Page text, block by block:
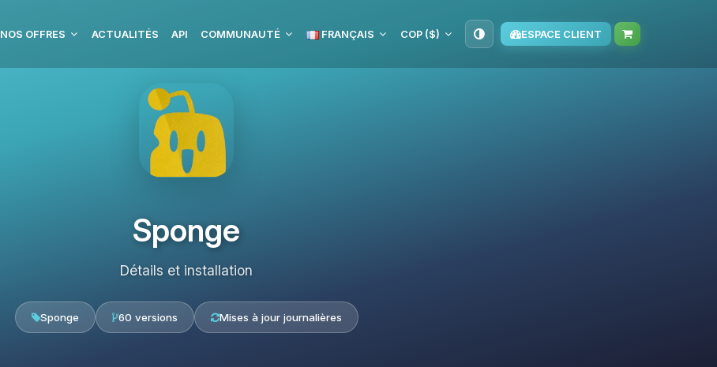
NOS OFFRES ACTUALITÉS API COMMUNAUTÉ FRANÇAIS COP ($) ESPACE CLIENT
Sponge
Détails et installation
Sponge 60 versions Mises à jour journalières